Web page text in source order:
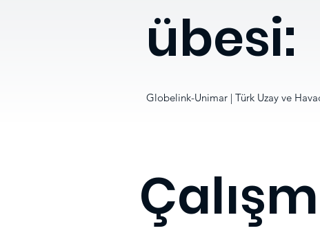
übesi:
Globelink-Unimar | Türk Uzay ve